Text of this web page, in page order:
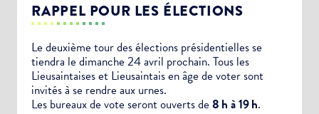
RAPPEL POUR LES ÉLECTIONS
Le deuxième tour des élections présidentielles se
tiendra le dimanche 24 avril prochain. Tous les
Lieusaintaises et Lieusaintais en âge de voter sont
invités à se rendre aux urnes.
Les bureaux de vote seront ouverts de 8 h à 19 h.